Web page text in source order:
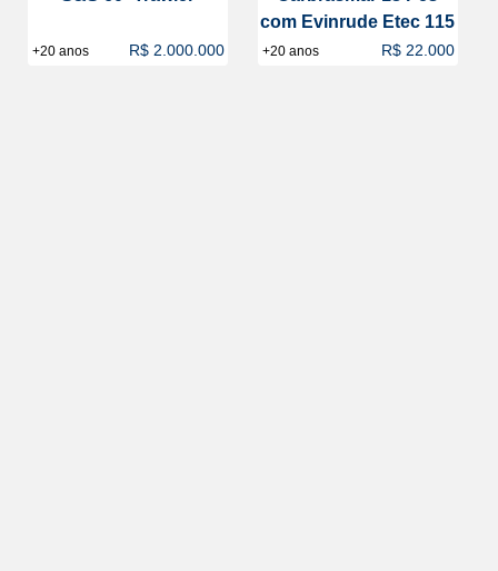
+20 anos R$ 2.000.000
com Evinrude Etec 115
+20 anos R$ 22.000